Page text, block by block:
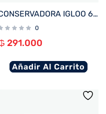
CONSERVADORA IGLOO 6 LITROS RETRO LITTLE PLAYMATE NEGRO 32714
0
291.000
Añadir Al Carrito